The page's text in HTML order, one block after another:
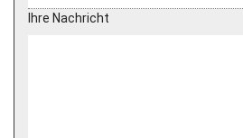
Ihre Nachricht